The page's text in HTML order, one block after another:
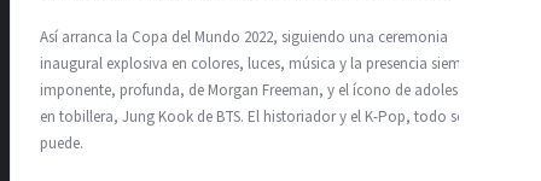
Así arranca la Copa del Mundo 2022, siguiendo una ceremonia
inaugural explosiva en colores, luces, música y la presencia siempre
imponente, profunda, de Morgan Freeman, y el ícono de adolescentes
en tobillera, Jung Kook de BTS. El historiador y el K-Pop, todo se
puede.